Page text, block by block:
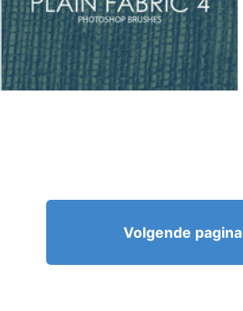
Volgende pagina